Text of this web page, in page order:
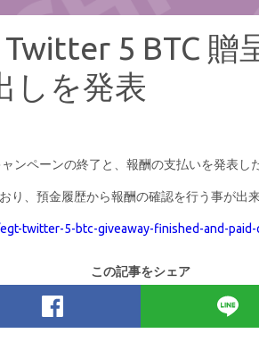
Twitter 5 BTC
しを発表
ンペーンの終了と、報酬の支払いを発表した
り、預金履歴から報酬の確認を行う事が出来
twitter-5-btc-giveaway-finished-and-
この記事をシェア